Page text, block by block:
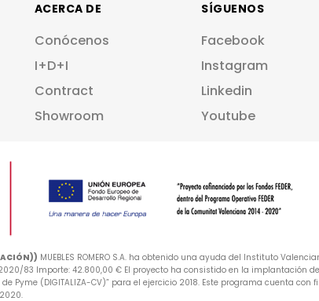
ACERCA DE
Conócenos
I+D+I
Contract
Showroom
SÍGUENOS
Facebook
Instagram
Linkedin
Youtube
MUEBLES ROMERO S.A. ha obtenido una ayuda del Instituto
2020/83 Importe: 42.800,00 € El proyecto ha consistido en la
(DIGITALIZA-CV)” para el ejercicio 2018. Este programa cuenta con